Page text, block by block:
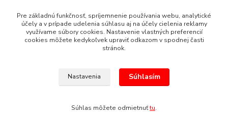
za porušenie Autorského zákona.
Pre základnú funkčnosť, spríjemnenie používania webu, analytické
účely a v prípade udelenia súhlasu aj na účely cielenia reklamy
využívame súbory cookies. Nastavenie vlastných preferencií
cookies môžete kedykoľvek upraviť odkazom v spodnej časti
stránok.
Nastavenia Súhlasím
Súhlas môžete odmietnuťtu.